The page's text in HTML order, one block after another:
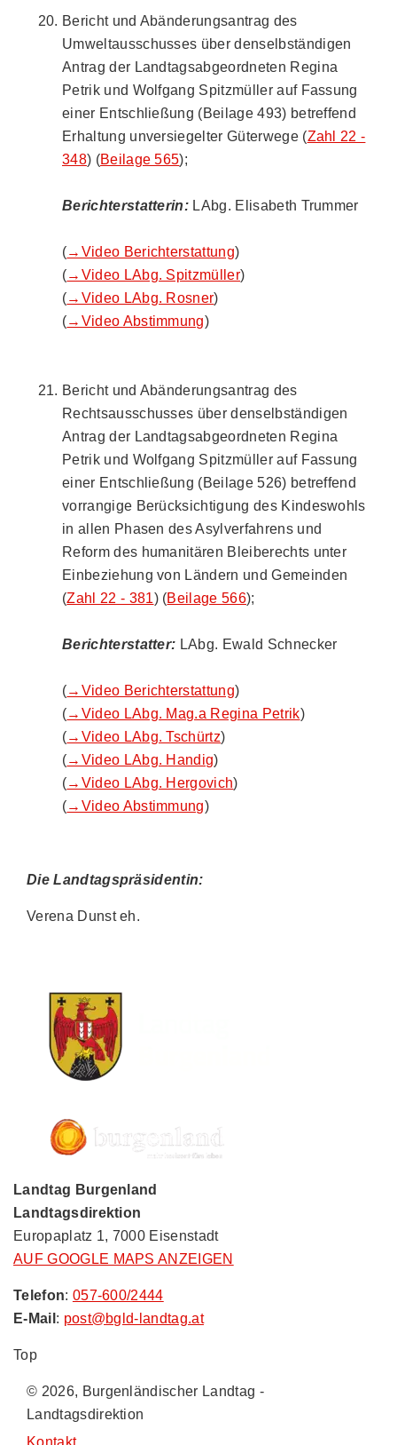
Bericht und Abänderungsantrag des
Umweltausschusses über denselbständigen
Antrag der Landtagsabgeordneten Regina
Petrik und Wolfgang Spitzmüller auf Fassung
einer Entschließung (Beilage 493) betreffend
Erhaltung unversiegelter Güterwege (Zahl 22 -
348) (Beilage 565);
Berichterstatterin: LAbg. Elisabeth Trummer
(→Video Berichterstattung)
(→Video LAbg. Spitzmüller)
(→Video LAbg. Rosner)
(→Video Abstimmung)
Bericht und Abänderungsantrag des
Rechtsausschusses über denselbständigen
Antrag der Landtagsabgeordneten Regina
Petrik und Wolfgang Spitzmüller auf Fassung
einer Entschließung (Beilage 526) betreffend
vorrangige Berücksichtigung des Kindeswohls
in allen Phasen des Asylverfahrens und
Reform des humanitären Bleiberechts unter
Einbeziehung von Ländern und Gemeinden
(Zahl 22 - 381) (Beilage 566);
Berichterstatter: LAbg. Ewald Schnecker
(→Video Berichterstattung)
(→Video LAbg. Mag.a Regina Petrik)
(→Video LAbg. Tschürtz)
(→Video LAbg. Handig)
(→Video LAbg. Hergovich)
(→Video Abstimmung)
Die Landtagspräsidentin:
Verena Dunst eh.
Landtag Burgenland
Landtagsdirektion
Europaplatz 1, 7000 Eisenstadt
AUF GOOGLE MAPS ANZEIGEN
Telefon: 057-600/2444
E-Mail : post@bgld-landtag.at
Top
© 2026, Burgenländischer Landtag -
Landtagsdirektion
Kontakt